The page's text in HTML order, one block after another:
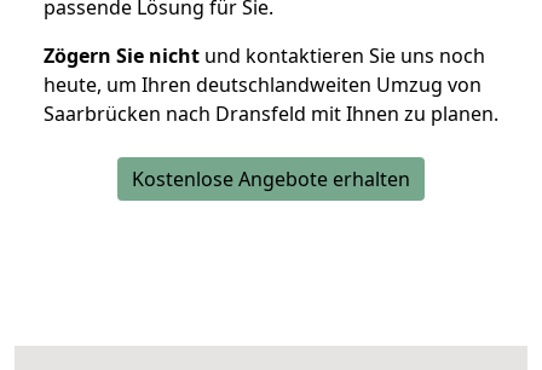
passende Lösung für Sie.
Zögern Sie nicht und kontaktieren Sie uns noch
heute, um Ihren deutschlandweiten Umzug von
Saarbrücken nach Dransfeld mit Ihnen zu planen.
Kostenlose Angebote erhalten